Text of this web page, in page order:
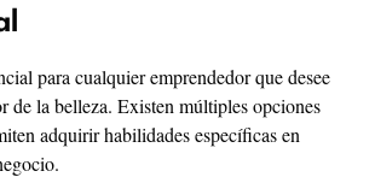
para cualquier emprendedor que desee
de la belleza. Existen múltiples opciones
adquirir habilidades específicas en